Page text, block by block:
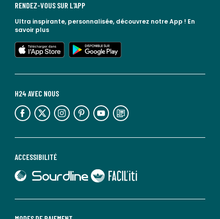
ACCESSIBILITÉ
lien vers Faciliti
H24 AVEC NOUS
lien vers l'espace réseaux sociaux lien vers l'espace réseaux sociaux lien vers l'espace réseaux sociaux lien vers l'espace réseaux sociaux lien vers l'espace réseaux sociaux lien vers le blog la redoute
RENDEZ-VOUS SUR L'APP
Ultra inspirante, personnalisée, découvrez notre App ! En
savoir plus
lien vers l'app store
lien vers google play